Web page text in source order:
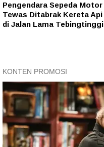
Pengendara Sepeda Motor
Tewas Ditabrak Kereta Api
di Jalan Lama Tebingtinggi